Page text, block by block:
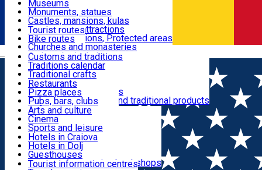
Română
Routes
Customs, Traditions
Food & Drinks
Leisure & Fun
Accommodation
Useful
Recommendations
Tourist attractions
News
Museums
Monuments, statues
Castles, mansions, kulas
Architectural attractions
Natural attractions, Protected areas
Churches and monasteries
Archaeological sites
Parks and gardens
Tourist routes
Bike routes
Customs and traditions
Traditions calendar
Traditional crafts
Traditional cuisine
Wineries and vineyards
Local manufacturers and traditional products
Restaurants
Pizza places
Pubs, bars, clubs
Cafes and teahouses
Sweets and ice cream
Fast-food
Arts and culture
Cinema
Sports and leisure
Horse riding
Swimming pools
Zoo
Shopping, souvenirs, bookshops
Hotels in Craiova
Hotels in Dolj
Guesthouses
Villas
Tourist information centres